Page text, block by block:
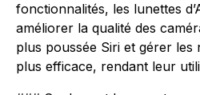
fonctionnalités, les lunettes
améliorer la qualité des
plus poussée Siri et gérer les
plus efficace, rendant leur